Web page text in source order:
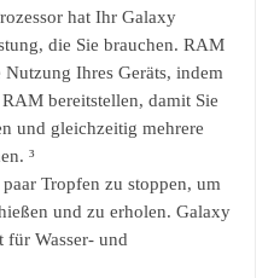
hat Ihr Galaxy
die Sie brauchen. RAM
Ihres Geräts, indem
bereitstellen, damit Sie
und gleichzeitig mehrere
³
Tropfen zu stoppen, um
und zu erholen. Galaxy
Wasser- und